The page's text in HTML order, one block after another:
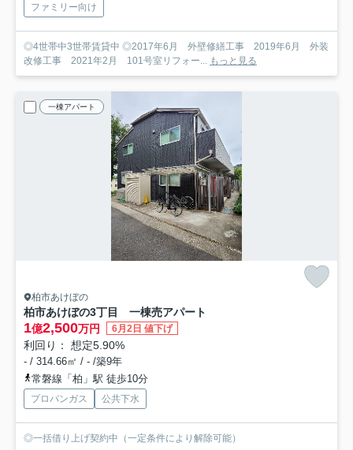
ファミリー向け
◎4世帯中3世帯賃貸中 ◎2017年6月 外壁修繕工事 2019年6月 外装
改修工事 2021年2月 101号室リフォー...
もっと見る
一棟アパート
柏市あけぼの
柏市あけぼの3丁目 一棟売アパート
1億2,500万円 6月2日 値下げ
利回り： 想定5.90%
- / 314.66㎡ / - /築9年
常磐線「柏」駅 徒歩10分
プロパンガス 公共下水
◎一括借り上げ契約中（一定条件により解除可能）